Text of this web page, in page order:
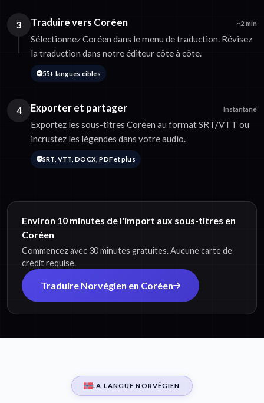
3 Traduire vers Coréen ~2 min
Sélectionnez Coréen dans le menu de traduction. Révisez
la traduction dans notre éditeur côte à côte.
55+ langues cibles
4 Exporter et partager Instantané
Exportez les sous-titres Coréen au format SRT/VTT ou
incrustez les légendes dans votre audio.
SRT, VTT, DOCX, PDF et plus
Environ 10 minutes de l'import aux sous-titres en
Coréen
Commencez avec 30 minutes gratuites. Aucune carte de
crédit requise.
Traduire Norvégien en Coréen
LA LANGUE NORVÉGIEN